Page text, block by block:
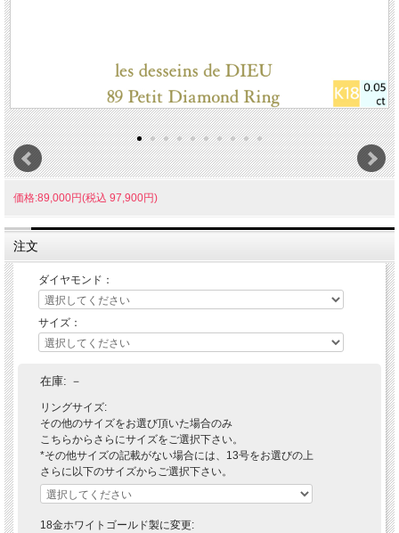
価格:89,000円(税込 97,900円)
注文
ダイヤモンド：
サイズ：
在庫: －
リングサイズ:
その他のサイズをお選び頂いた場合のみ
こちらからさらにサイズをご選択下さい。
*その他サイズの記載がない場合には、13号をお選びの上
さらに以下のサイズからご選択下さい。
18金ホワイトゴールド製に変更: